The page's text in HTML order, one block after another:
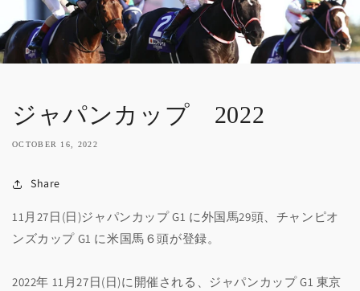
ジャパンカップ 2022
OCTOBER 16, 2022
Share
11月27日(日)ジャパンカップ G1 に外国馬29頭、チャンピオ
ンズカップ G1 に米国馬６頭が登録。
2022年 11月27日(日)に開催される、ジャパンカップ G1 東京